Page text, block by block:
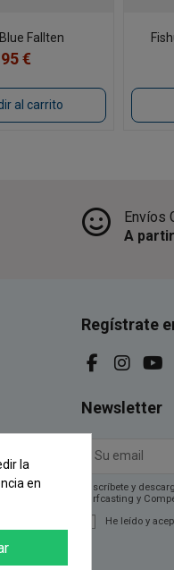
Fallten
€
al carrito
Envíos
A
Regístrate
Newsletter
Suscríbete y
Surfcasting y
He leído y
la
en